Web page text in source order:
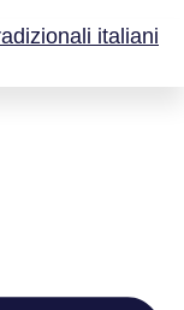
italiani